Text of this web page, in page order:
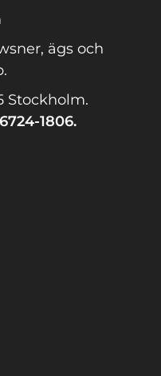
ägs och
Stockholm.
1806.